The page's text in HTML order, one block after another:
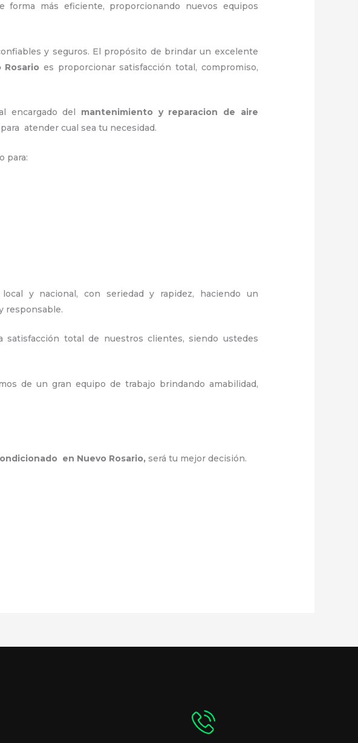
más eficiente, proporcionando nuevos equipos
y seguros. El propósito de brindar un excelente
es proporcionar satisfacción total, compromiso,
encargado del mantenimiento y reparacion de aire
atender cual sea tu necesidad.
para:
y nacional, con seriedad y rapidez, haciendo un
responsable.
satisfacción total de nuestros clientes, siendo ustedes
de un gran equipo de trabajo brindando amabilidad,
en Nuevo Rosario,será tu mejor decisión.